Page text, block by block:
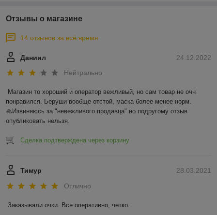
Отзывы о магазине
14 отзывов за всё время
24.12.2022
Даниил
Нейтрально
Магазин то хороший и оператор вежливый, но сам товар не очн
понравился. Беруши вообще отстой, маска более менее норм.
🙏Извиняюсь за "невежливого продавца" но подругому отзыв
опубликовать нельзя.
Сделка подтверждена через корзину
28.03.2021
Тимур
Отлично
Заказывали очки. Все оперативно, четко.